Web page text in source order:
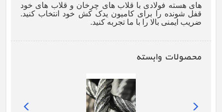
های هسته فولادی با قلاب های چرخان و قلاب های خود
قفل شونده را برای کامیون یدک کش خود انتخاب کنید.
ضریب ایمنی بالا را با ما تجربه کنید.
محصولات وابسته